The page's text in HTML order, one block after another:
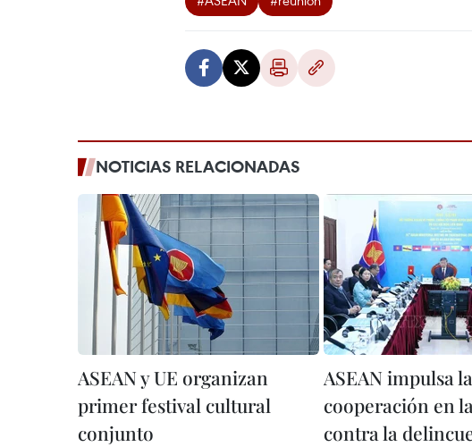
NOTICIAS RELACIONADAS
ASEAN y UE organizan
primer festival cultural
conjunto
ASEAN impulsa la
cooperación en
contra la